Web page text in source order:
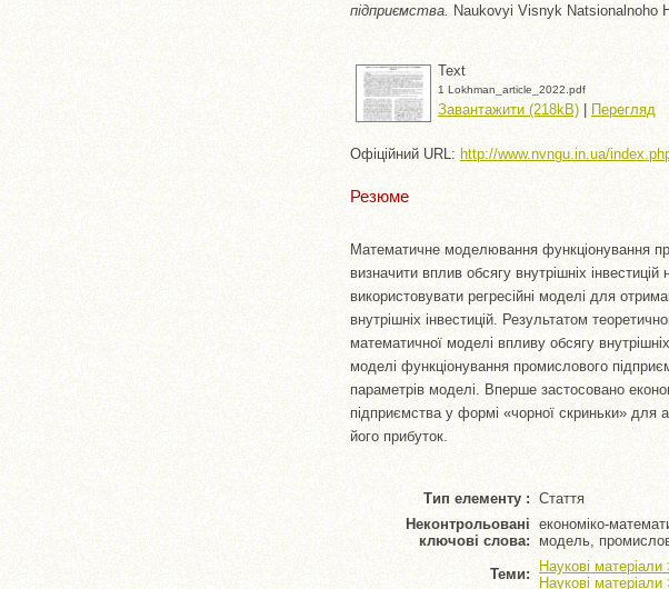
підприємства.
Naukovyi Visnyk Natsionalnoho
Text
1 Lokhman_article_2022.pdf
Завантажити (218kB) | Перегляд
Офіційний URL: http://www.nvngu.in.ua/
Резюме
Математичне моделювання функціонування
визначити вплив обсягу внутрішніх
використовувати регресійні моделі для
внутрішніх інвестицій. Результатом
математичної моделі впливу обсягу
моделі функціонування промислового
параметрів моделі. Вперше застосовано
підприємства у формі «чорної скриньки» для
його прибуток.
Тип елементу : Стаття
Неконтрольовані
ключові слова:
економіко-
модель,
Теми:
Наукові
Наукові